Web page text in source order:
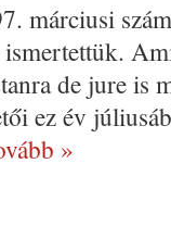
márciusi
is­mertettük.
de jure is
ez év
»